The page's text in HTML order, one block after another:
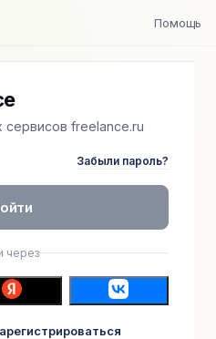
Помощь
сервисов freelance.ru
Забыли пароль?
через